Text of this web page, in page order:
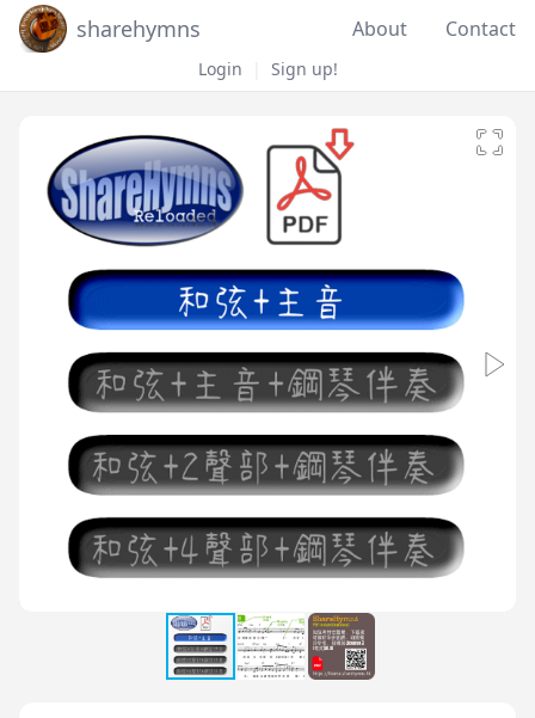
sharehymns About Contact
Login Sign up!